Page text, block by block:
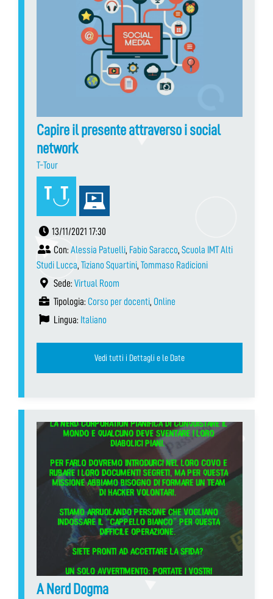
Capire il presente attraverso i social
network
T-Tour
13/11/2021 17:30
Con: Alessia Patuelli, Fabio Saracco, Scuola IMT Alti
Studi Lucca, Tiziano Squartini, Tommaso Radicioni
Sede: Virtual Room
Tipologia: Corso per docenti, Online
Lingua: Italiano
Vedi tutti i Dettagli e le Date
A Nerd Dogma